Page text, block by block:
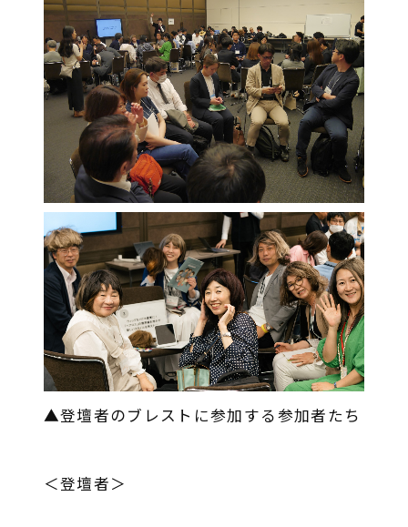
▲登壇者のブレストに参加する参加者たち
＜登壇者＞